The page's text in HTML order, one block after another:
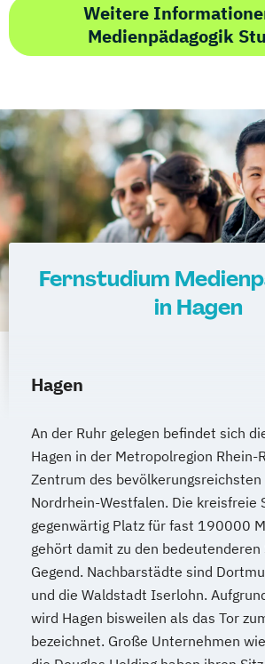
Weitere
Medienpädagogik
Fernstudium
in Hagen
Hagen
An der Ruhr gelegen befindet sich
Hagen in der Metropolregion Rhein-
Zentrum des bevölkerungsreichsten
Nordrhein-Westfalen. Die kreisfreie
gegenwärtig Platz für fast 190000
gehört damit zu den
Gegend. Nachbarstädte sind
und die Waldstadt Iserlohn.
wird Hagen bisweilen als das Tor
bezeichnet. Große Unternehmen